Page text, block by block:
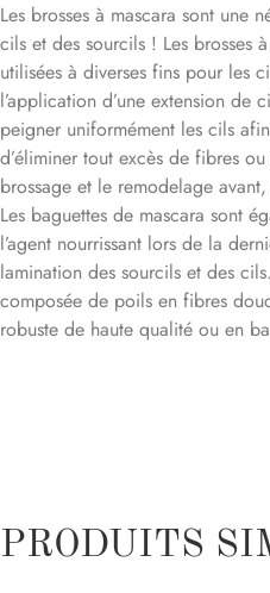
Les brosses à mascara sont une
cils et des sourcils ! Les brosses
utilisées à diverses fins pour les
l’application d’une extension de
peigner uniformément les cils
d’éliminer tout excès de fibres
brossage et le remodelage
Les baguettes de mascara sont
l’agent nourrissant lors de la
lamination des sourcils et des
composée de poils en fibres
robuste de haute qualité ou en
PRODUITS